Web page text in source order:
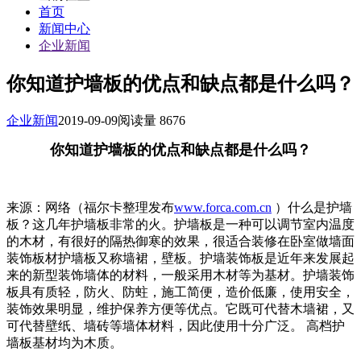
首页
新闻中心
企业新闻
你知道护墙板的优点和缺点都是什么吗？
企业新闻2019-09-09阅读量 8676
你知道护墙板的优点和缺点都是什么吗？
来源：网络（福尔卡整理发布www.forca.com.cn ）什么是护墙
板？这几年护墙板非常的火。护墙板是一种可以调节室内温度
的木材，有很好的隔热御寒的效果，很适合装修在卧室做墙面
装饰板材护墙板又称墙裙，壁板。护墙装饰板是近年来发展起
来的新型装饰墙体的材料，一般采用木材等为基材。护墙装饰
板具有质轻，防火、防蛀，施工简便，造价低廉，使用安全，
装饰效果明显，维护保养方便等优点。它既可代替木墙裙，又
可代替壁纸、墙砖等墙体材料，因此使用十分广泛。 高档护
墙板基材均为木质。